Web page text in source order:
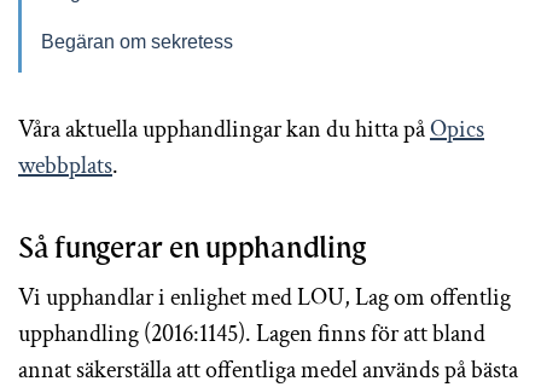
Begäran om sekretess
Våra aktuella upphandlingar kan du hitta påOpics
webbplats.
Så fungerar en upphandling
Vi upphandlar i enlighet med LOU, Lag om offentlig
upphandling (2016:1145). Lagen finns för att bland
annat säkerställa att offentliga medel används på bästa